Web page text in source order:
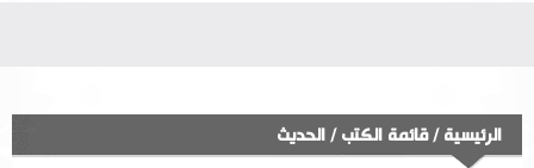
الرئيسية /قائمة الكتب/ الحديث